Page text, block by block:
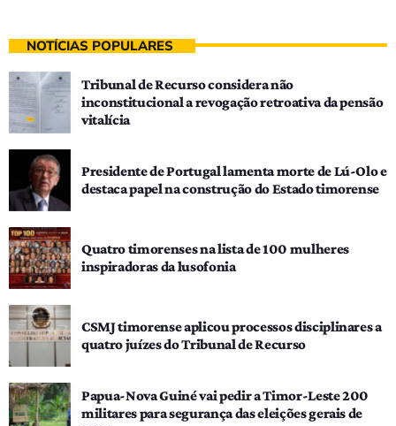
NOTÍCIAS POPULARES
Tribunal de Recurso considera não
inconstitucional a revogação retroativa da pensão
vitalícia
Presidente de Portugal lamenta morte de Lú-Olo e
destaca papel na construção do Estado timorense
Quatro timorenses na lista de 100 mulheres
inspiradoras da lusofonia
CSMJ timorense aplicou processos disciplinares a
quatro juízes do Tribunal de Recurso
Papua-Nova Guiné vai pedir a Timor-Leste 200
militares para segurança das eleições gerais de